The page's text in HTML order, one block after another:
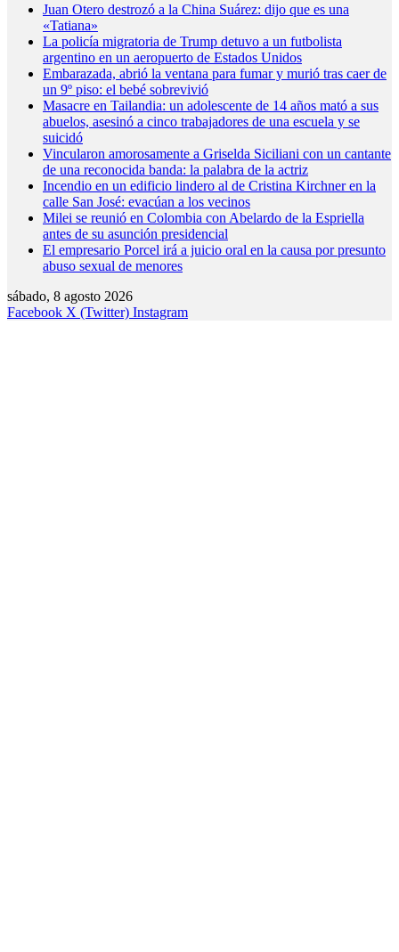
Juan Otero destrozó a la China Suárez: dijo que es una
«Tatiana»
La policía migratoria de Trump detuvo a un futbolista
argentino en un aeropuerto de Estados Unidos
Embarazada, abrió la ventana para fumar y murió tras caer de
un 9º piso: el bebé sobrevivió
Masacre en Tailandia: un adolescente de 14 años mató a sus
abuelos, asesinó a cinco trabajadores de una escuela y se
suicidó
Vincularon amorosamente a Griselda Siciliani con un cantante
de una reconocida banda: la palabra de la actriz
Incendio en un edificio lindero al de Cristina Kirchner en la
calle San José: evacúan a los vecinos
Milei se reunió en Colombia con Abelardo de la Espriella
antes de su asunción presidencial
El empresario Porcel irá a juicio oral en la causa por presunto
abuso sexual de menores
sábado, 8 agosto 2026
Facebook X (Twitter) Instagram